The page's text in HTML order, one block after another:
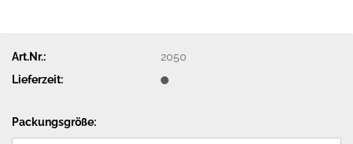
Art.Nr.:
2050
Lieferzeit:
Packungsgröße: